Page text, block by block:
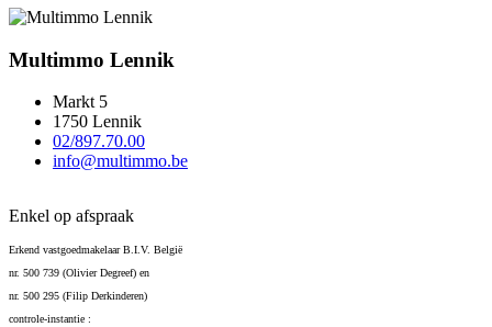
Multimmo Lennik
Markt 5
1750 Lennik
02/897.70.00
info@multimmo.be
Enkel op afspraak
Erkend vastgoedmakelaar B.I.V. België
nr. 500 739 (Olivier Degreef) en
nr. 500 295 (Filip Derkinderen)
controle-instantie :